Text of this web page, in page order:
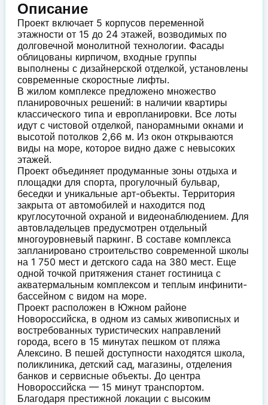
Описание
Проект включает 5 корпусов переменной
этажности от 15 до 24 этажей, возводимых по
долговечной монолитной технологии. Фасады
облицованы кирпичом, входные группы
выполнены с дизайнерской отделкой, установлены
современные скоростные лифты.
В жилом комплексе предложено множество
планировочных решений: в наличии квартиры
классического типа и европланировки. Все лоты
идут с чистовой отделкой, панорамными окнами и
высотой потолков 2,66 м. Из окон открываются
виды на море, которое видно даже с невысоких
этажей.
Проект объединяет продуманные зоны отдыха и
площадки для спорта, прогулочный бульвар,
беседки и уникальные арт-объекты. Территория
закрыта от автомобилей и находится под
круглосуточной охраной и видеонаблюдением. Для
автовладельцев предусмотрен отдельный
многоуровневый паркинг. В составе комплекса
запланировано строительство современной школы
на 1 750 мест и детского сада на 380 мест. Еще
одной точкой притяжения станет гостиница с
акватермальным комплексом и теплым инфинити-
бассейном с видом на море.
Проект расположен в Южном районе
Новороссийска, в одном из самых живописных и
востребованных туристических направлений
города, всего в 15 минутах пешком от пляжа
Алексино. В пешей доступности находятся школа,
поликлиника, детский сад, магазины, отделения
банков и сервисные объекты. До центра
Новороссийска — 15 минут транспортом.
Благодаря престижной локации с высоким